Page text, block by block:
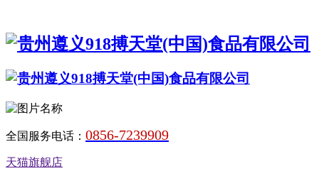
全国服务电话： 0856-7239909
天猫旗舰店